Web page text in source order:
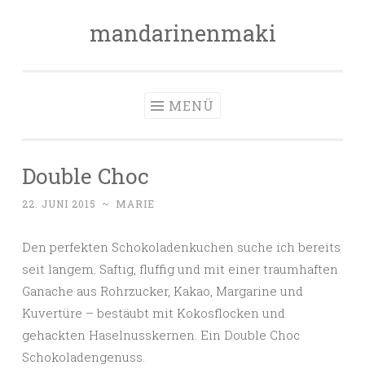
mandarinenmaki
MENÜ
Double Choc
22. JUNI 2015 ~ MARIE
Den perfekten Schokoladenkuchen suche ich bereits
seit langem. Saftig, fluffig und mit einer traumhaften
Ganache aus Rohrzucker, Kakao, Margarine und
Kuvertüre – bestäubt mit Kokosflocken und
gehackten Haselnusskernen. Ein Double Choc
Schokoladengenuss.